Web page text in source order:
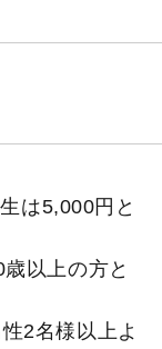
は5,000円と
以上の方と
2名様以上よ